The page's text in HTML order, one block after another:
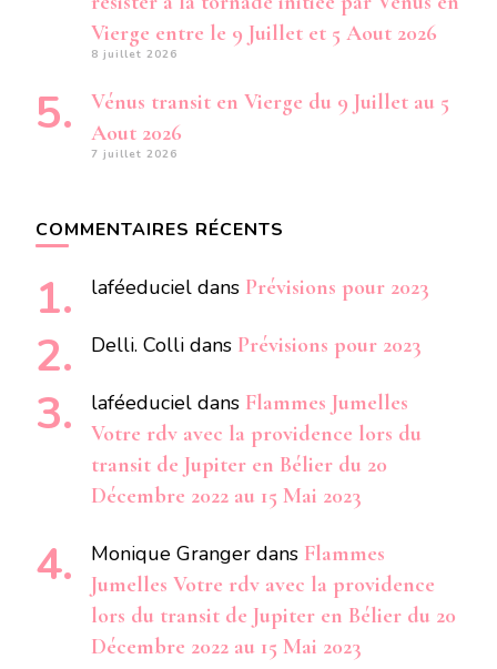
Vierge entre le 9 Juillet et 5 Aout 2026
8 juillet 2026
Vénus transit en Vierge du 9 Juillet au 5
Aout 2026
7 juillet 2026
COMMENTAIRES RÉCENTS
laféeduciel dans Prévisions pour 2023
Delli. Colli dans Prévisions pour 2023
laféeduciel dans Flammes Jumelles
Votre rdv avec la providence lors du
transit de Jupiter en Bélier du 20
Décembre 2022 au 15 Mai 2023
Monique Granger dans Flammes
Jumelles Votre rdv avec la providence
lors du transit de Jupiter en Bélier du 20
Décembre 2022 au 15 Mai 2023